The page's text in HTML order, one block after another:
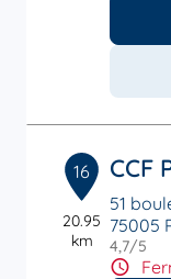
16
20.95
km
CCF
51
75005
4,7/5